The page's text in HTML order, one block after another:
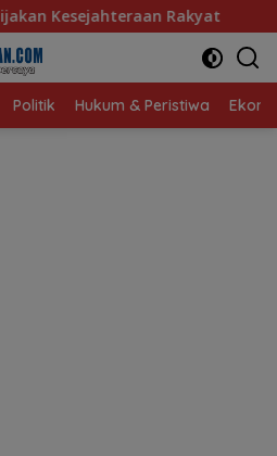
Baru 10 Persen, Aktivasi
Politik Hukum & Peristiwa